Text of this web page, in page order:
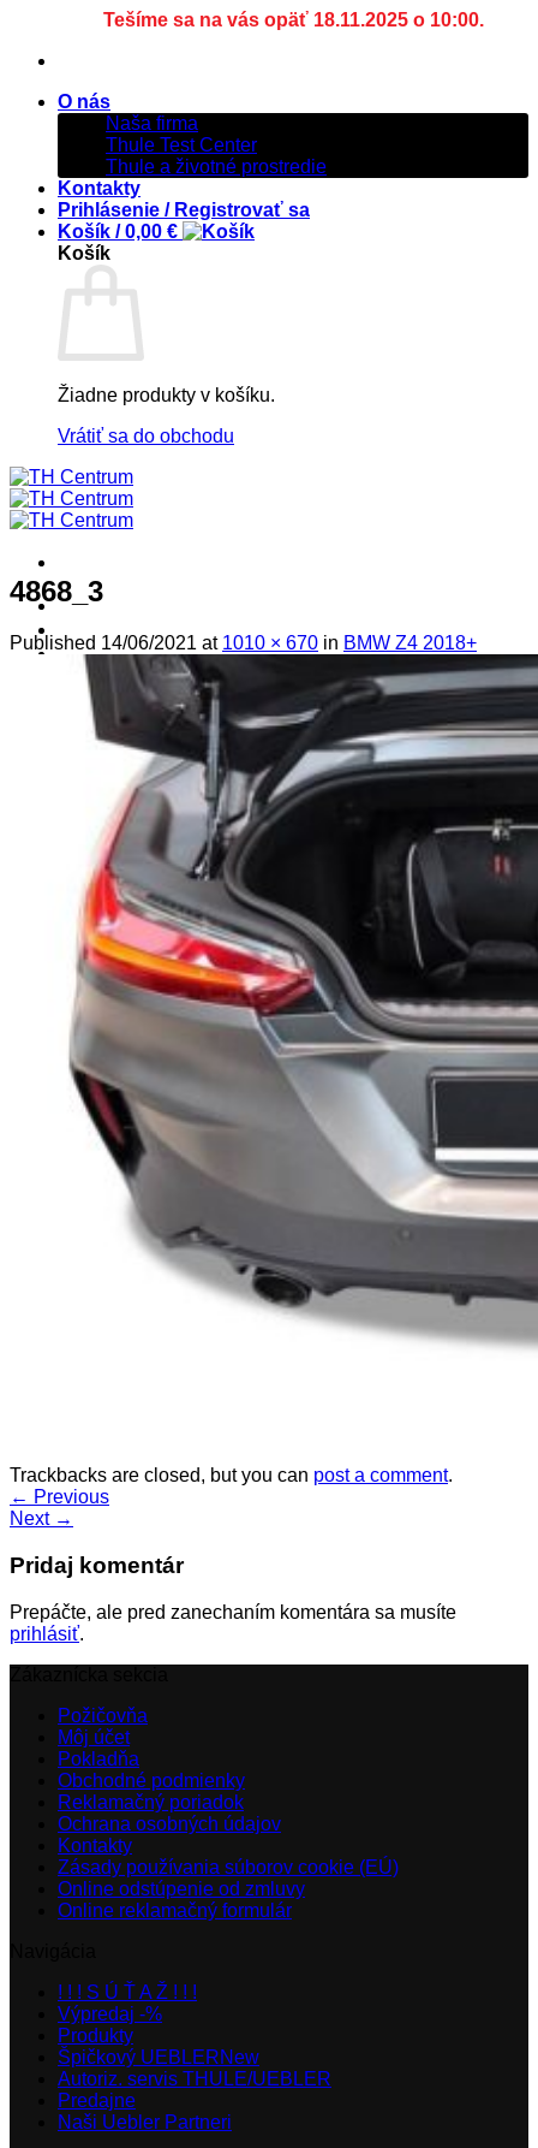
Tešíme sa na vás opäť 18.11.2025 o 10:00.
O nás
Naša firma
Thule Test Center
Thule a životné prostredie
Kontakty
Prihlásenie / Registrovať sa
Košík /0,00 €
Košík
Žiadne produkty v košíku.
Vrátiť sa do obchodu
! ! ! S Ú Ť A Ž ! ! !
Produkty
Špičkový UEBLER
Autoriz. servis THULE/UEBLER
Predajne
Naši Uebler Partneri
Hľadať:
4868_3
Published 14/06/2021 at 1010 × 670 in BMW Z4 2018+
Trackbacks are closed, but you can post a comment.
← Previous
Next →
Pridaj komentár
Prepáčte, ale pred zanechaním komentára sa musíte
prihlásiť.
Požičovňa
Môj účet
Pokladňa
Obchodné podmienky
Reklamačný poriadok
Ochrana osobných údajov
Kontakty
Zásady používania súborov cookie (EÚ)
Online odstúpenie od zmluvy
Online reklamačný formulár
! ! ! S Ú Ť A Ž ! ! !
Výpredaj -%
Produkty
Špičkový UEBLER
Autoriz. servis THULE/UEBLER
Predajne
Naši Uebler Partneri